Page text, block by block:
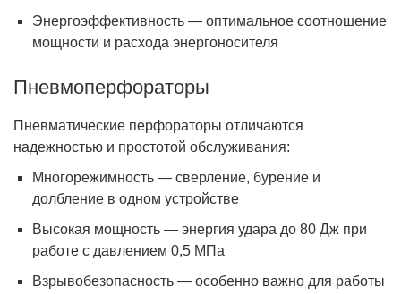
Энергоэффективность — оптимальное соотношение
мощности и расхода энергоносителя
Пневмоперфораторы
Пневматические перфораторы отличаются
надежностью и простотой обслуживания:
Многорежимность — сверление, бурение и
долбление в одном устройстве
Высокая мощность — энергия удара до 80 Дж при
работе с давлением 0,5 МПа
Взрывобезопасность — особенно важно для работы